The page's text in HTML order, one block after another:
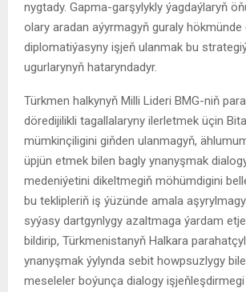
nygtady. Gapma-garşylykly ýagdaýlaryň
olary aradan aýyrmagyň guraly hökmünde
diplomatiýasyny işjeň ulanmak bu
ugurlarynyň hataryndadyr.
Türkmen halkynyň Milli Lideri BMG-niň
döredijilikli tagallalaryny ilerletmek üçin
mümkinçiligini giňden ulanmagyň,
üpjün etmek bilen bagly ynanyşmak
medeniýetini dikeltmegiň möhümdigini
bu teklipleriň iş ýüzünde amala
syýasy dartgynlygy azaltmaga ýardam
bildirip, Türkmenistanyň Halkara
ynanyşmak ýylynda sebit howpsuzlygy
meseleler boýunça dialogy